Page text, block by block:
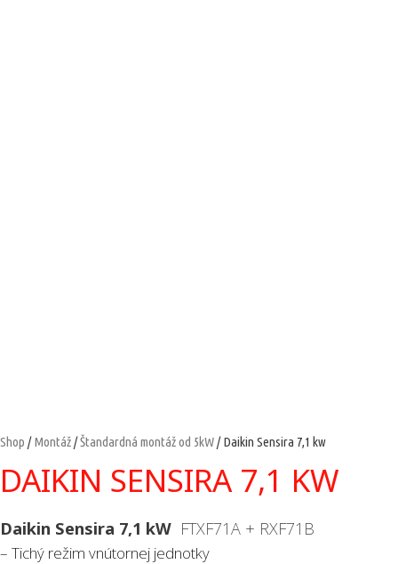
Shop /Montáž/Štandardná montáž od 5kW/ Daikin Sensira 7,1 kw
DAIKIN SENSIRA 7,1 KW
Daikin Sensira 7,1 kW FTXF71A + RXF71B
– Tichý režim vnútornej jednotky